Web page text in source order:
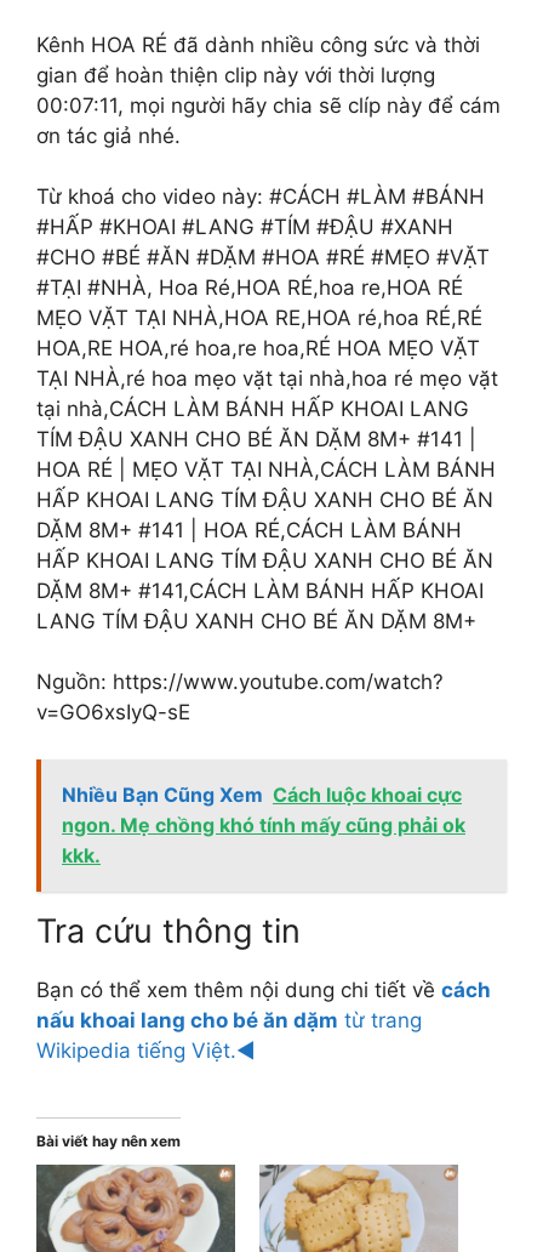
Kênh HOA RÉ đã dành nhiều công sức và thời
gian để hoàn thiện clip này với thời lượng
00:07:11, mọi người hãy chia sẽ clíp này để cám
ơn tác giả nhé.
Từ khoá cho video này: #CÁCH #LÀM #BÁNH
#HẤP #KHOAI #LANG #TÍM #ĐẬU #XANH
#CHO #BÉ #ĂN #DẶM #HOA #RÉ #MẸO #VẶT
#TẠI #NHÀ, Hoa Ré,HOA RÉ,hoa re,HOA RÉ
MẸO VẶT TẠI NHÀ,HOA RE,HOA ré,hoa RÉ,RÉ
HOA,RE HOA,ré hoa,re hoa,RÉ HOA MẸO VẶT
TẠI NHÀ,ré hoa mẹo vặt tại nhà,hoa ré mẹo vặt
tại nhà,CÁCH LÀM BÁNH HẤP KHOAI LANG
TÍM ĐẬU XANH CHO BÉ ĂN DẶM 8M+ #141 |
HOA RÉ | MẸO VẶT TẠI NHÀ,CÁCH LÀM BÁNH
HẤP KHOAI LANG TÍM ĐẬU XANH CHO BÉ ĂN
DẶM 8M+ #141 | HOA RÉ,CÁCH LÀM BÁNH
HẤP KHOAI LANG TÍM ĐẬU XANH CHO BÉ ĂN
DẶM 8M+ #141,CÁCH LÀM BÁNH HẤP KHOAI
LANG TÍM ĐẬU XANH CHO BÉ ĂN DẶM 8M+
Nguồn: https://www.youtube.com/watch?
v=GO6xsIyQ-sE
Nhiều Bạn Cũng Xem Cách luộc khoai cực
ngon. Mẹ chồng khó tính mấy cũng phải ok
kkk.
Tra cứu thông tin
Bạn có thể xem thêm nội dung chi tiết về cách
nấu khoai lang cho bé ăn dặm từ trang
Wikipedia tiếng Việt.◄
Bài viết hay nên xem